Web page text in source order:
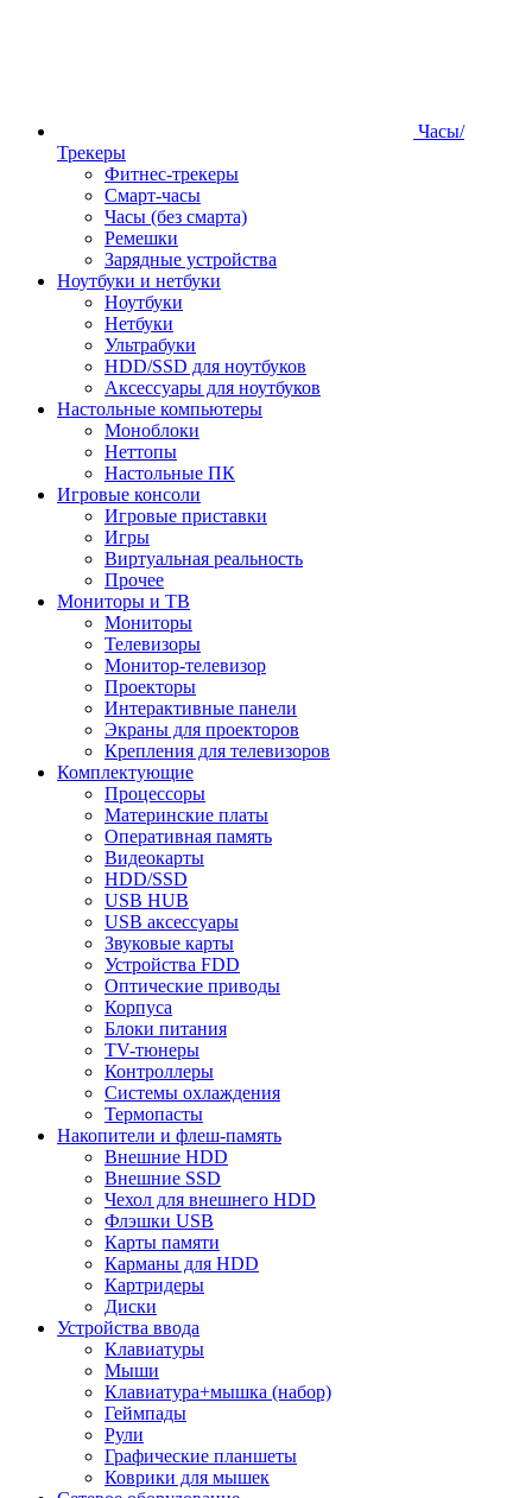
Часы/
Трекеры
Фитнес-трекеры
Смарт-часы
Часы (без смарта)
Ремешки
Зарядные устройства
Ноутбуки и нетбуки
Ноутбуки
Нетбуки
Ультрабуки
HDD/SSD для ноутбуков
Аксессуары для ноутбуков
Настольные компьютеры
Моноблоки
Неттопы
Настольные ПК
Игровые консоли
Игровые приставки
Игры
Виртуальная реальность
Прочее
Мониторы и ТВ
Мониторы
Телевизоры
Монитор-телевизор
Проекторы
Интерактивные панели
Экраны для проекторов
Крепления для телевизоров
Комплектующие
Процессоры
Материнские платы
Оперативная память
Видеокарты
HDD/SSD
USB HUB
USB аксессуары
Звуковые карты
Устройства FDD
Оптические приводы
Корпуса
Блоки питания
TV-тюнеры
Контроллеры
Системы охлаждения
Термопасты
Накопители и флеш-память
Внешние HDD
Внешние SSD
Чехол для внешнего HDD
Флэшки USB
Карты памяти
Карманы для HDD
Картридеры
Диски
Устройства ввода
Клавиатуры
Мыши
Клавиатура+мышка (набор)
Геймпады
Рули
Графические планшеты
Коврики для мышек